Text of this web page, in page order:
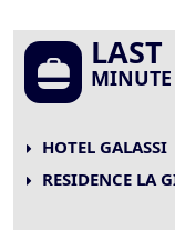
LAST
MINUTE
HOTEL GALASSI
RESIDENCE LA